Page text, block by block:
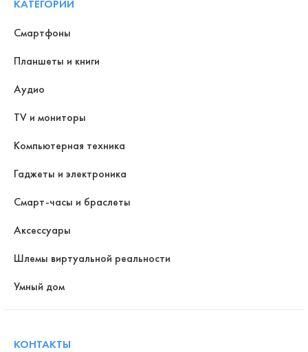
КАТЕГОРИИ
Смартфоны
Планшеты и книги
Аудио
TV и мониторы
Компьютерная техника
Гаджеты и электроника
Смарт-часы и браслеты
Аксессуары
Шлемы виртуальной реальности
Умный дом
КОНТАКТЫ